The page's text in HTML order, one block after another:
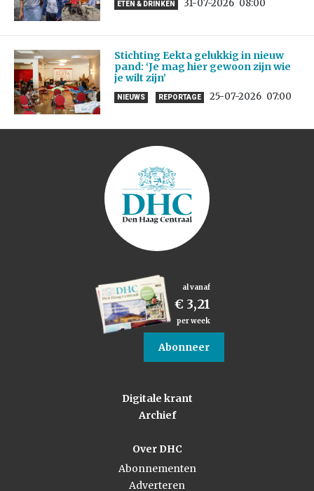
ETEN & DRINKEN 31-07-2026 08:00
Stichting Eekta gelukkig in nieuw
pand: ‘Je mag hier gewoon zijn wie
je wilt zijn’
NIEUWS REPORTAGE 25-07-2026 07:00
al vanaf
€ 3,21
per week
Abonneer
Digitale krant
Archief
Over DHC
Abonnementen
Adverteren